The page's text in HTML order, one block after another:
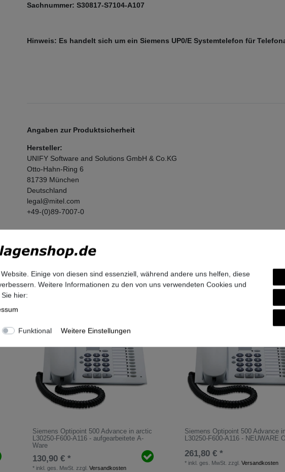
Sachnummer: S30817-S7104-A107
Hinweis: Es handelt sich um ein Siemens UP0/E Systemtelefon für
Angaben zur Produktsicherheit
Hersteller:
UNIFY Software and Solutions GmbH & Co.KG
Otto-Hahn-Ring 6
81739 München
Deutschland
legal@mitel.com
+49-(0)89-7007-0
Siemens Optipoint 500 Advance in arctic
L30250-F600-A116 - aufgearbeitete A-
Ware
130,90 € *
* inkl. ges. MwSt. zzgl.Versandkosten
Siemens Optipoint 500 Advance
L30250-F600-A116 - NEUWARE
261,80 € *
* inkl. ges. MwSt. zzgl.Versandkosten
Einige von diesen sind essenziell, während andere uns helfen, diese
Weitere Informationen zu den von uns verwendeten Cookies und
hier:
Funktional Weitere Einstellungen